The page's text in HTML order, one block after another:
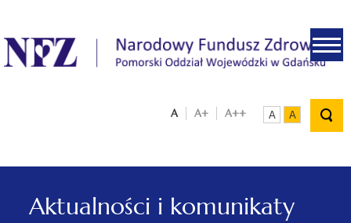
.
A A+ A++ A A
Aktualności i komunikaty